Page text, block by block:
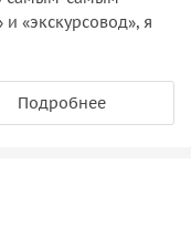
«экскурсовод», я
Подробнее